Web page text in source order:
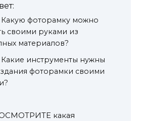
Какую фоторамку можно
своими руками из
материалов?
Какие инструменты нужны
фоторамки своими
какая